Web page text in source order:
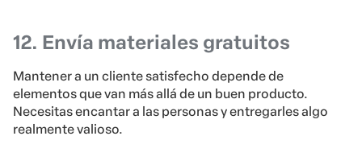
12. Envía materiales gratuitos
Mantener a un cliente satisfecho depende de
elementos que van más allá de un buen producto.
Necesitas encantar a las personas y entregarles algo
realmente valioso.